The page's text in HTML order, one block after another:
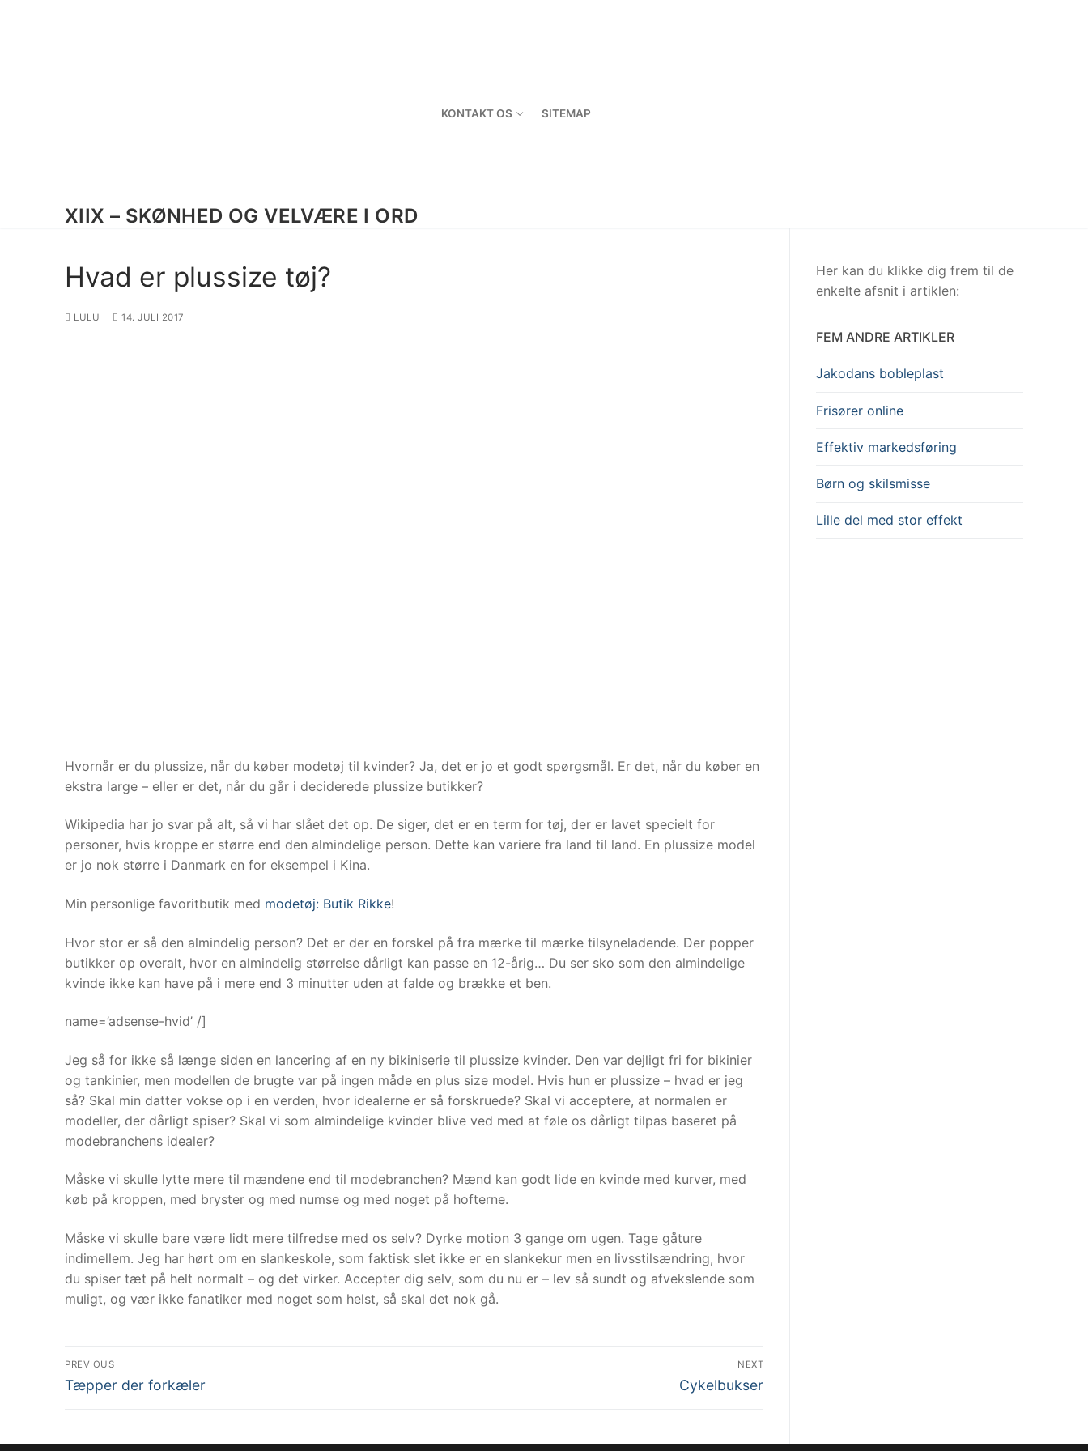
XIIX – SKØNHED OG VELVÆRE I ORD
KONTAKT OS SITEMAP
Hvad er plussize tøj?
LULU 14. JULI 2017
Hvornår er du plussize, når du køber modetøj til kvinder? Ja, det er jo et godt spørgsmål. Er det, når du køber en
ekstra large – eller er det, når du går i deciderede plussize butikker?
Wikipedia har jo svar på alt, så vi har slået det op. De siger, det er en term for tøj, der er lavet specielt for
personer, hvis kroppe er større end den almindelige person. Dette kan variere fra land til land. En plussize model
er jo nok større i Danmark en for eksempel i Kina.
Min personlige favoritbutik med modetøj: Butik Rikke!
Hvor stor er så den almindelig person? Det er der en forskel på fra mærke til mærke tilsyneladende. Der popper
butikker op overalt, hvor en almindelig størrelse dårligt kan passe en 12-årig… Du ser sko som den almindelige
kvinde ikke kan have på i mere end 3 minutter uden at falde og brække et ben.
name=’adsense-hvid’ /]
Jeg så for ikke så længe siden en lancering af en ny bikiniserie til plussize kvinder. Den var dejligt fri for bikinier
og tankinier, men modellen de brugte var på ingen måde en plus size model. Hvis hun er plussize – hvad er jeg
så? Skal min datter vokse op i en verden, hvor idealerne er så forskruede? Skal vi acceptere, at normalen er
modeller, der dårligt spiser? Skal vi som almindelige kvinder blive ved med at føle os dårligt tilpas baseret på
modebranchens idealer?
Måske vi skulle lytte mere til mændene end til modebranchen? Mænd kan godt lide en kvinde med kurver, med
køb på kroppen, med bryster og med numse og med noget på hofterne.
Måske vi skulle bare være lidt mere tilfredse med os selv? Dyrke motion 3 gange om ugen. Tage gåture
indimellem. Jeg har hørt om en slankeskole, som faktisk slet ikke er en slankekur men en livsstilsændring, hvor
du spiser tæt på helt normalt – og det virker. Accepter dig selv, som du nu er – lev så sundt og afvekslende som
muligt, og vær ikke fanatiker med noget som helst, så skal det nok gå.
Indlægsnavigation
PREVIOUS
Previous
Tæpper der forkæler
NEXT
Next
Cykelbukser
Her kan du klikke dig frem til de
enkelte afsnit i artiklen:
FEM ANDRE ARTIKLER
Jakodans bobleplast
Frisører online
Effektiv markedsføring
Børn og skilsmisse
Lille del med stor effekt